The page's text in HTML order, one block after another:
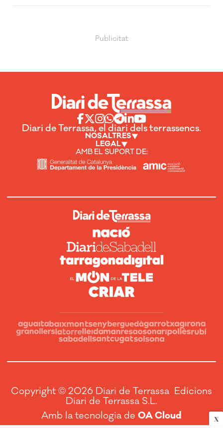
X
Diari de Terrassa, el diari dels terrassencs.
NOSALTRES
LEGAL
AMB EL SUPORT DE:
Copyright © 2026 Diari de Terrassa Edicions
Diari de Terrassa S.L.
Amb la tecnologia de OA Cloud